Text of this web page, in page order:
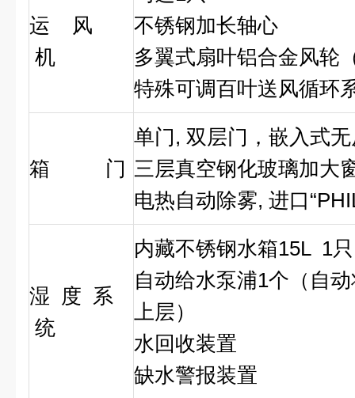
运 风
机
不锈钢加长轴心
多翼式扇叶铝合金风轮
特殊可调百叶送风循环
箱 门
单门, 双层门，嵌入式
三层真空钢化玻璃加大
电热自动除雾, 进口
湿 度 系
统
内藏不锈钢水箱15L 1只
自动给水泵浦1个（自
上层）
水回收装置
缺水警报装置